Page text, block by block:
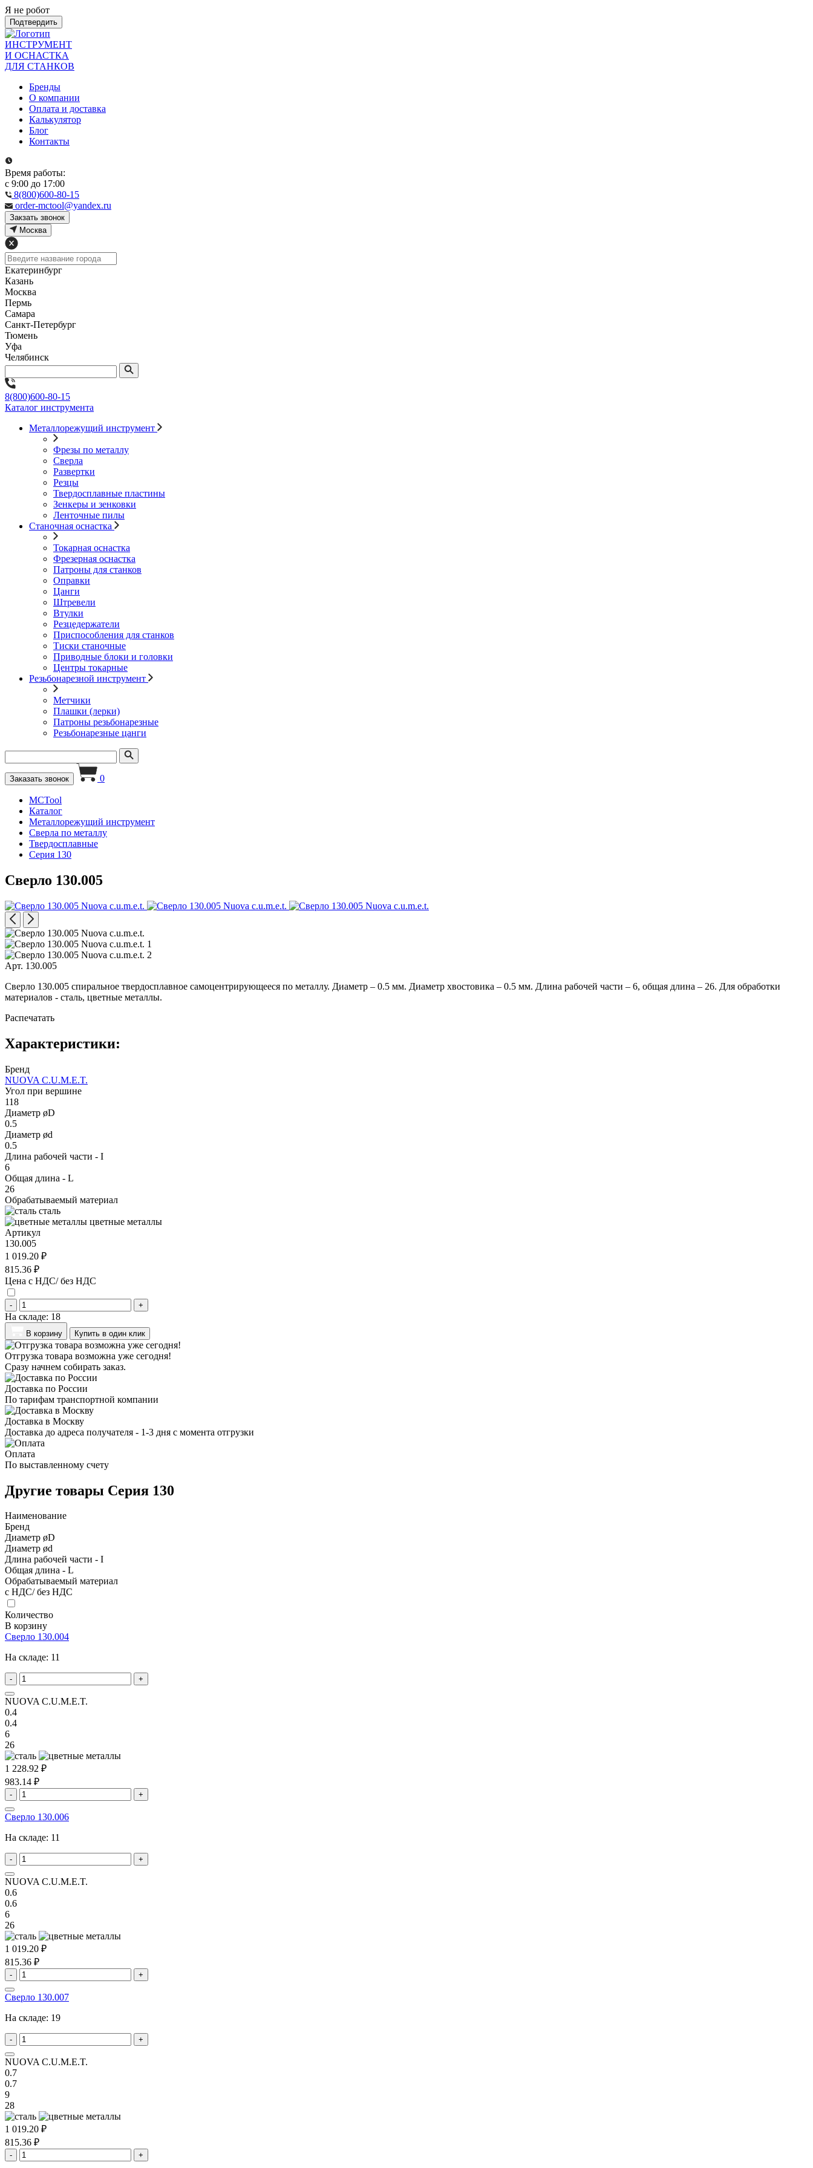
Я не робот
Подтвердить
ИНСТРУМЕНТ
И ОСНАСТКА
ДЛЯ СТАНКОВ
Бренды
О компании
Оплата и доставка
Калькулятор
Блог
Контакты
Время работы:
с 9:00 до 17:00
8(800)600-80-15
order-mctool@yandex.ru
Закзать звонок
Москва
Екатеринбург
Казань
Москва
Пермь
Самара
Санкт-Петербург
Тюмень
Уфа
Челябинск
8(800)600-80-15
Каталог инструмента
Металлорежущий инструмент
Фрезы по металлу
Сверла
Развертки
Резцы
Твердосплавные пластины
Зенкеры и зенковки
Ленточные пилы
Станочная оснастка
Токарная оснастка
Фрезерная оснастка
Патроны для станков
Оправки
Цанги
Штревели
Втулки
Резцедержатели
Приспособления для станков
Тиски станочные
Приводные блоки и головки
Центры токарные
Резьбонарезной инструмент
Метчики
Плашки (лерки)
Патроны резьбонарезные
Резьбонарезные цанги
Заказать звонок 0
MCTool
Каталог
Металлорежущий инструмент
Сверла по металлу
Твердосплавные
Серия 130
Сверло 130.005
Арт. 130.005
Сверло 130.005 спиральное твердосплавное самоцентрирующееся по металлу. Диаметр – 0.5 мм. Диаметр хвостовика – 0.5 мм. Длина рабочей части – 6, общая длина – 26. Для обработки
материалов - сталь, цветные металлы.
Распечатать
Характеристики:
Бренд
NUOVA C.U.M.E.T.
Угол при вершине
118
Диаметр øD
0.5
Диаметр ød
0.5
Длина рабочей части - I
6
Общая длина - L
26
Обрабатываемый материал
сталь
цветные металлы
Артикул
130.005
1 019.20 ₽
815.36 ₽
Цена с НДС/ без НДС
- +
На складе: 18
В корзину Купить в один клик
Отгрузка товара возможна уже сегодня!
Сразу начнем собирать заказ.
Доставка по России
По тарифам транспортной компании
Доставка в Москву
Доставка до адреса получателя - 1-3 дня с момента отгрузки
Оплата
По выставленному счету
Другие товары Серия 130
Наименование
Бренд
Диаметр øD
Диаметр ød
Длина рабочей части - I
Общая длина - L
Обрабатываемый материал
с НДС/ без НДС
Количество
В корзину
Сверло 130.004
На складе: 11
- +
NUOVA C.U.M.E.T.
0.4
0.4
6
26
1 228.92 ₽
983.14 ₽
- +
Сверло 130.006
На складе: 11
- +
NUOVA C.U.M.E.T.
0.6
0.6
6
26
1 019.20 ₽
815.36 ₽
- +
Сверло 130.007
На складе: 19
- +
NUOVA C.U.M.E.T.
0.7
0.7
9
28
1 019.20 ₽
815.36 ₽
- +